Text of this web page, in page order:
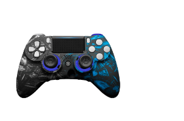
い合わせからのご返信、商品の発送もス
に嬉しく思っています。 不具合の際は
くれると言う事で、今後も安心して使用
り良心的なショップだと思います。